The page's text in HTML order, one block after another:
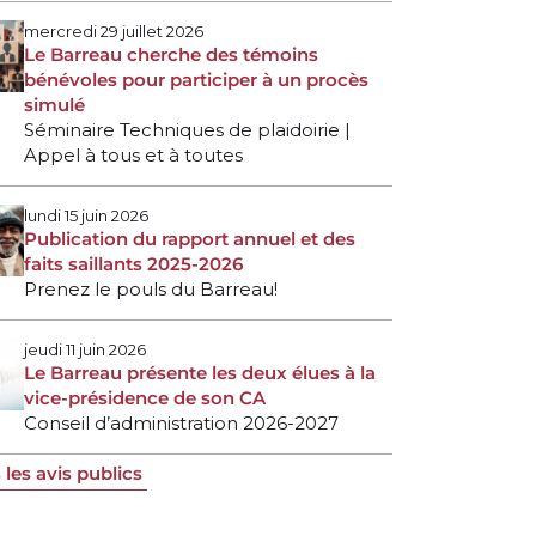
mercredi 29 juillet 2026
Le Barreau cherche des témoins
bénévoles pour participer à un procès
simulé
Séminaire Techniques de plaidoirie |
Appel à tous et à toutes
lundi 15 juin 2026
Publication du rapport annuel et des
faits saillants 2025-2026
Prenez le pouls du Barreau!
jeudi 11 juin 2026
Le Barreau présente les deux élues à la
vice-présidence de son CA
Conseil d’administration 2026-2027
les avis publics